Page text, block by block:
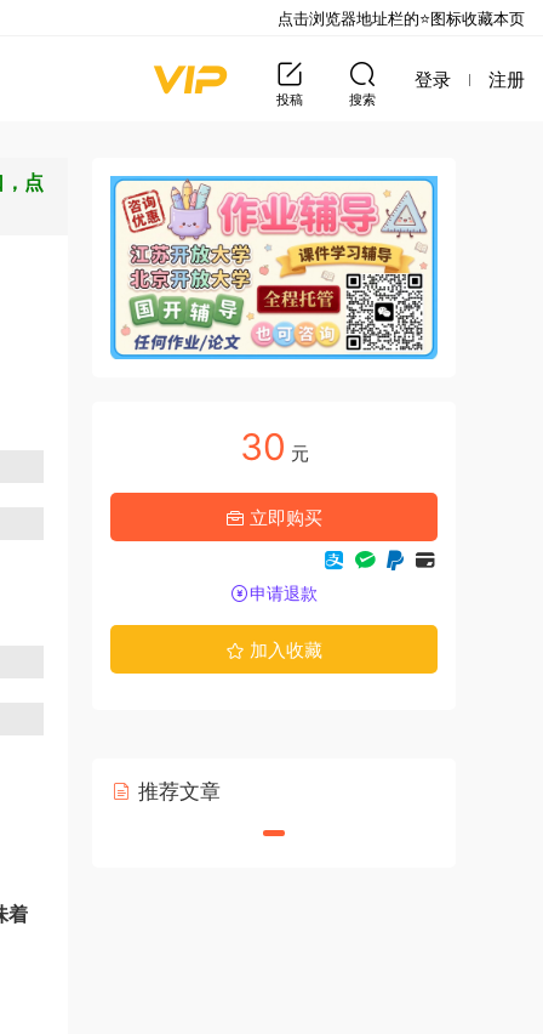
投稿 搜索
登录 注册
着
点
30 元
立即购买
申请退款
加入收藏
推荐文章
点击浏览器地址栏的⭐图标收藏本页